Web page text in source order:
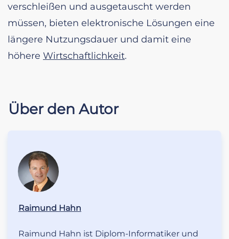
verschleißen und ausgetauscht werden
müssen, bieten elektronische Lösungen eine
längere Nutzungsdauer und damit eine
höhere Wirtschaftlichkeit.
Über den Autor
Raimund Hahn
Raimund Hahn ist Diplom-Informatiker und